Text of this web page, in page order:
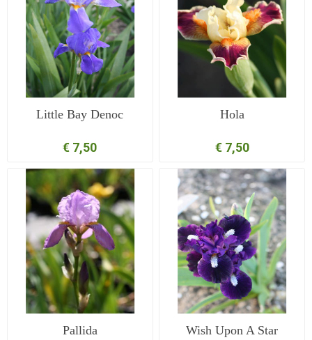
Little Bay Denoc
€ 7,50
Hola
€ 7,50
Pallida Wish Upon A Star